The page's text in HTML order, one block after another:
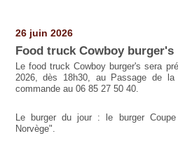
26 juin 2026
Food truck Cowboy burger's
Le food truck Cowboy burger's sera
2026, dès 18h30, au Passage de la
commande au 06 85 27 50 40.
Le burger du jour : le burger
Norvège".